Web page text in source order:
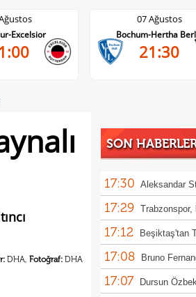
Ağustos
Hertha Berlin
21:30
07 Ağustos
Club Brugge-
21:45
DHA, Fotoğraf: DHA
SON
17:30 Aleksandar
Emre Akbaba'dan
17:29 Trabzonspor,
İki eksik
17:12 Beşiktaş'tan
17:08 Bruno
etti
17:07 Dursun